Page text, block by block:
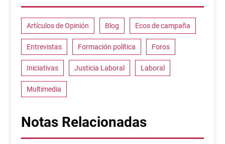
Artículos de Opinión Blog Ecos de campaña
Entrevistas Formación política Foros
Iniciativas Justicia Laboral Laboral
Multimedia
Notas Relacionadas